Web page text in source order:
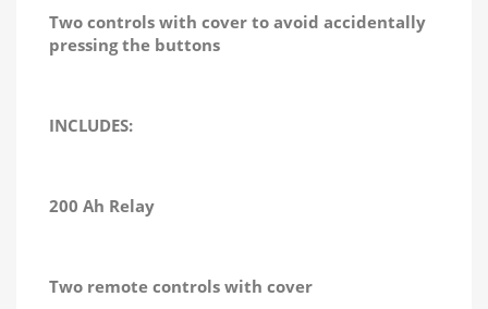
Two controls with cover to avoid accidentally
pressing the buttons
INCLUDES:
200 Ah Relay
Two remote controls with cover